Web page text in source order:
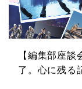
【編集部座
了。心に残る